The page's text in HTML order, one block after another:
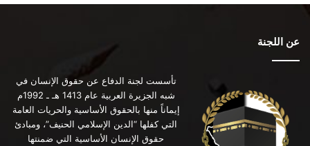
عن اللجنة
تأسست لجنة الدفاع عن حقوق الإنسان في
شبه الجزيرة العربية عام 1413 هـ ـ 1992م
إيماناً منها بالحقوق الأساسية والحريات العامة
التي كفلها “الدين الإسلامي الحنيف”، ومبادئ
حقوق الإنسان الأساسية التي ضمنتها